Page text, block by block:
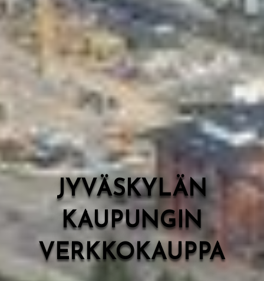
Ohje
English
JYVÄSKYLÄN
KAUPUNGIN
VERKKOKAUPPA